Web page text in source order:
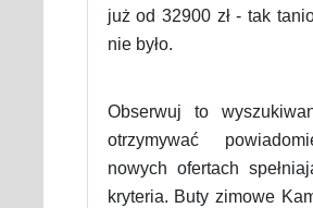
już od 32900 zł - tak
nie było.
Obserwuj to
otrzymywać
nowych ofertach
kryteria. Buty zimowe